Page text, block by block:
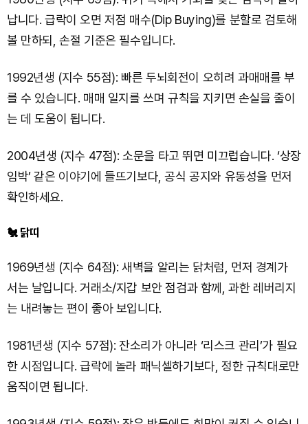
납니다. 급락이 오면 저점 매수(Dip Buying)를 분할로 검토해
볼 만하되, 손절 기준은 필수입니다.
1992년생 (지수 55점): 빠른 두뇌회전이 오히려 과매매를 부
를 수 있습니다. 매매 일지를 쓰며 규칙을 지키면 손실을 줄이
는 데 도움이 됩니다.
2004년생 (지수 47점): 소문을 타고 뛰면 미끄럽습니다. ‘상장
임박’ 같은 이야기에 들뜨기보다, 공식 공지와 유동성을 먼저
확인하세요.
🐔 닭띠
1969년생 (지수 64점): 새벽을 알리는 닭처럼, 먼저 경계가
서는 날입니다. 거래소/지갑 보안 점검과 함께, 과한 레버리지
는 내려놓는 편이 좋아 보입니다.
1981년생 (지수 57점): 잔소리가 아니라 ‘리스크 관리’가 필요
한 시점입니다. 급락에 놀라 패닉셀하기보다, 정한 규칙대로만
움직이면 됩니다.